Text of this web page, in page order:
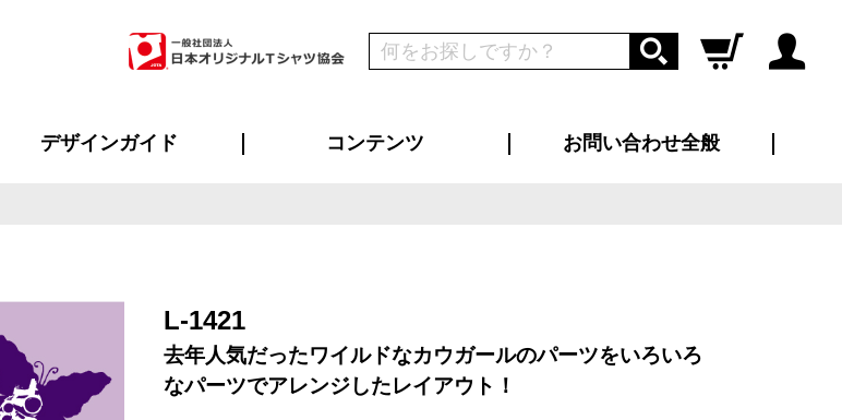
ログイン
デザインガイド コンテンツ お問い合わせ全般
L-1421
去年人気だったワイルドなカウガールのパーツをいろいろ
なパーツでアレンジしたレイアウト！